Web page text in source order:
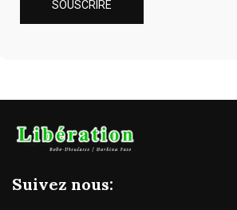
Suivez nous: